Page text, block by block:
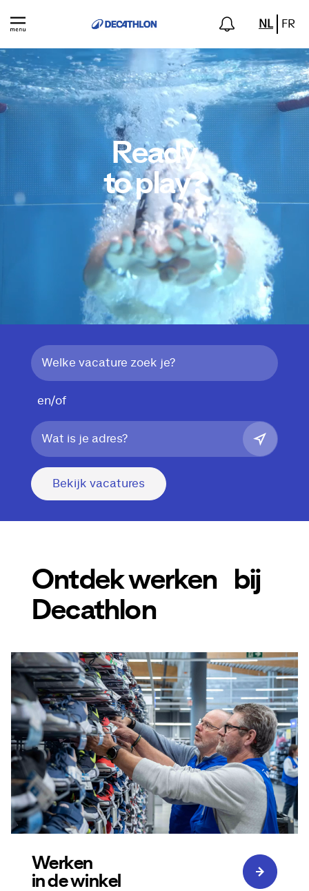
NL FR
Ready
to play?
en/of
Bekijk vacatures
Ontdek werken bij
Decathlon
Werken
in de winkel